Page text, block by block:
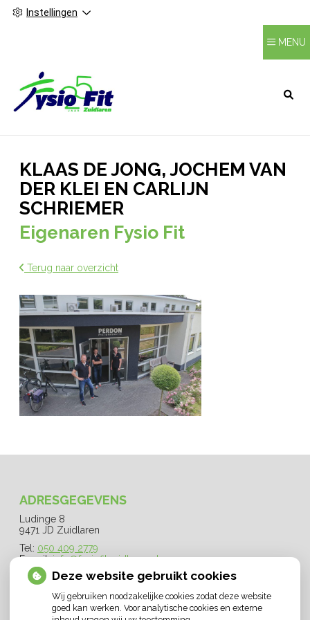
Instellingen
MENU
KLAAS DE JONG, JOCHEM VAN
DER KLEI EN CARLIJN
SCHRIEMER
Eigenaren Fysio Fit
Terug naar overzicht
ADRESGEGEVENS
Ludinge 8
9471 JD Zuidlaren
Tel: 050 409 2779
E-mail:info@fysiofitzuidlaren.nl
OPENINGSTIJDEN
Deze website gebruikt cookies
Wij gebruiken noodzakelijke cookies zodat deze website
goed kan werken. Voor analytische cookies en externe